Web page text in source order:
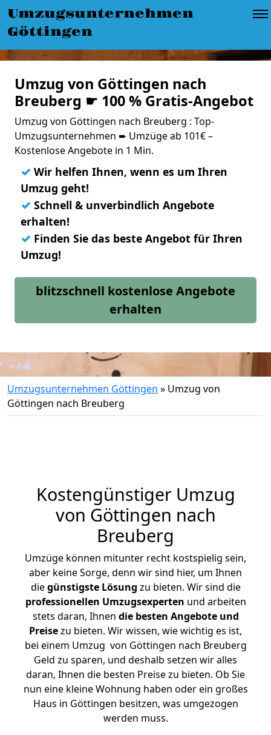
Umzugsunternehmen
Göttingen
Umzug von Göttingen nach
Breuberg ☛ 100 % Gratis-Angebot
Umzug von Göttingen nach Breuberg : Top-
Umzugsunternehmen ➨ Umzüge ab 101€ –
Kostenlose Angebote in 1 Min.
✓ Wir helfen Ihnen, wenn es um Ihren
Umzug geht!
✓ Schnell & unverbindlich Angebote
erhalten!
✓ Finden Sie das beste Angebot für Ihren
Umzug!
blitzschnell kostenlose Angebote
erhalten
Umzugsunternehmen Göttingen » Umzug von
Göttingen nach Breuberg
Kostengünstiger Umzug
von Göttingen nach
Breuberg
Umzüge können mitunter recht kostspielig sein,
aber keine Sorge, denn wir sind hier, um Ihnen
diegünstigste Lösung zu bieten. Wir sind die
professionellen Umzugsexperten und arbeiten
stets daran, Ihnen die besten Angebote und
Preisezu bieten. Wir wissen, wie wichtig es ist,
bei einem Umzug von Göttingen nach Breuberg
Geld zu sparen, und deshalb setzen wir alles
daran, Ihnen die besten Preise zu bieten. Ob Sie
nun eine kleine Wohnung haben oder ein großes
Haus in Göttingen besitzen, was umgezogen
werden muss.